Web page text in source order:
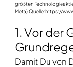
größten
Meta) Quelle:https://
1. Vor der
Damit Du von